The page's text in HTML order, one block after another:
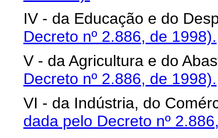
IV - da Educação e do
Decreto nº 2.886, de 1998).
V - da Agricultura e do
Decreto nº 2.886, de 1998).
VI - da Indústria, do
dada pelo Decreto nº